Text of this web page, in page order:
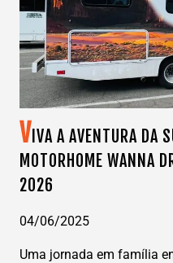
EM
2026
V IVA A AVENTURA DA
MOTORHOME WANNA
2026
04/06/2025
Uma jornada em família